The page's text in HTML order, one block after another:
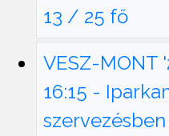
13 / 25 fő
VESZ-MONT
16:15 -